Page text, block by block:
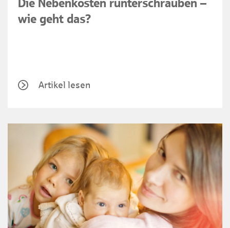
Die Nebenkosten runterschrauben –
wie geht das?
Artikel lesen